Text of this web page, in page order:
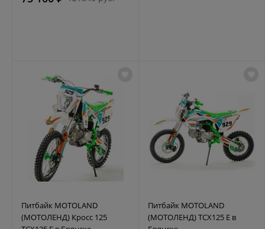
Питбайк MOTOLAND
(МОТОЛЕНД) Кросс 125
Питбайк MOTOLAND
(МОТОЛЕНД) TCX125 E в